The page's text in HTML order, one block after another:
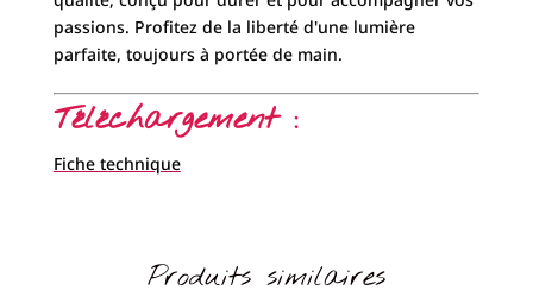
passions. Profitez de la liberté d'une lumière
parfaite, toujours à portée de main.
Téléchargement :
Fiche technique
Produits similaires